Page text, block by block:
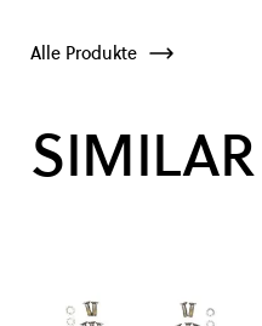
Alle Produkte